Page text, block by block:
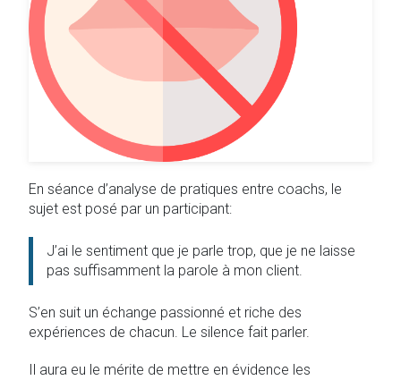
En séance d’analyse de pratiques entre coachs, le
sujet est posé par un participant:
J’ai le sentiment que je parle trop, que je ne laisse
pas suffisamment la parole à mon client.
S’en suit un échange passionné et riche des
expériences de chacun. Le silence fait parler.
Il aura eu le mérite de mettre en évidence les